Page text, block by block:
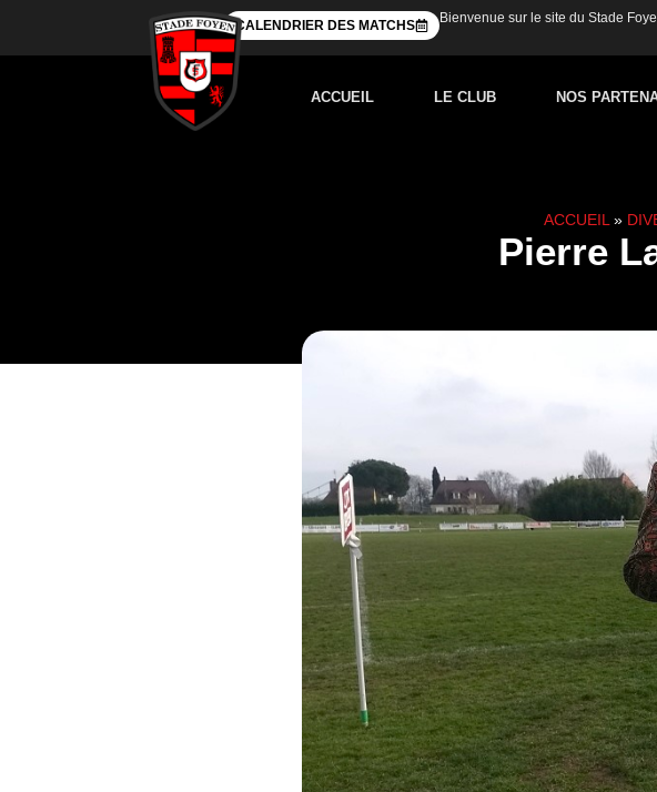
CALENDRIER DES MATCHS Bienvenue sur le site du Stade
ACCUEIL LE CLUB NOS
ACCUEIL »
Pierre